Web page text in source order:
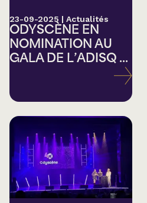
23-09-2025 | Actualités
ODYSCÈNE EN
NOMINATION AU
GALA DE L’ADISQ ...